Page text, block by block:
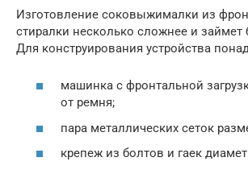
Изготовление соковыжималки из
стиралки несколько сложнее и
Для конструирования устройства
машинка с фронтальной
от ремня;
пара металлических сеток
крепеж из болтов и гаек